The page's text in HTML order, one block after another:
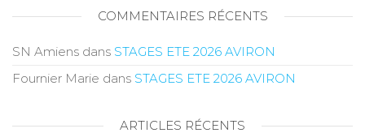
COMMENTAIRES RÉCENTS
SN Amiens dans STAGES ETE 2026 AVIRON
Fournier Marie dans STAGES ETE 2026 AVIRON
ARTICLES RÉCENTS